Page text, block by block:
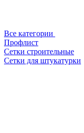
Все категории
Профлист
Сетки строительные
Сетки для штукатурки